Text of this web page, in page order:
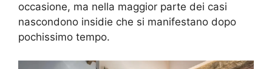
occasione, ma nella maggior parte dei casi
nascondono insidie che si manifestano dopo
pochissimo tempo.